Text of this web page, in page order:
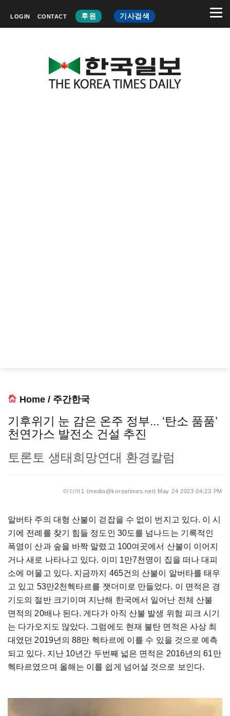
LOGIN CONTACT 후원 기사검색
Home / 주간한국
기후위기 눈 감은 온주 정부... ‘탄소 품품’
천연가스 발전소 건설 추진
토론토 생태희망연대 환경칼럼
미디어1 (media@koreatimes.net) May 24 2023 04:23 PM
알버타 주의 대형 산불이 걷잡을 수 없이 번지고 있다. 이
시
기에 전례를 찾기 힘들 정도인 30도를 넘나드는 기록적인
폭염이
산과 숲을 바짝 말렸고 100여곳에서 산불이
이어지
거나 새로 나타나고 있다. 이미 1만7천명이 집을 떠나 대피
소에 머물고 있다. 지금까지 465건의 산불이 알버타를 태우
고 있고 53만2천헥타르를 잿더미로 만들었다. 이 면적은 경
기도의 절반 크기이며 지난해 한국에서 일어난 전체 산불
면적의 20배나 된다. 게다가 아직 산불 발생 위험 피크 시기
는 다가오지도 않았다. 그럼에도 현재 불탄 면적은 사상 최
대였던 2019년의 88만 헥타르에 이를 수 있을 것으로 예측
되고 있다. 지난10년간 두번째 넓은 면적은 2016년의 61만
헥타르였으며 올해는 이를 쉽게 넘어설 것으로 보인다.